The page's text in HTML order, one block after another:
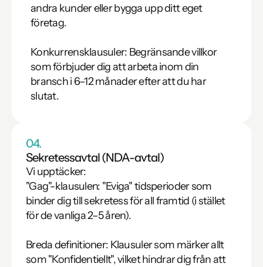
andra kunder eller bygga upp ditt eget
företag.
Konkurrensklausuler: Begränsande villkor
som förbjuder dig att arbeta inom din
bransch i 6–12 månader efter att du har
slutat.
04.
Sekretessavtal (NDA-avtal)
Vi upptäcker:
"Gag"-klausulen: "Eviga" tidsperioder som
binder dig till sekretess för all framtid (i stället
för de vanliga 2–5 åren).
Breda definitioner: Klausuler som märker allt
som "Konfidentiellt", vilket hindrar dig från att